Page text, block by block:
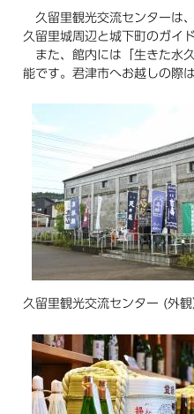
久留里観光交流センターは
久留里城周辺と城下町のガイ
また、館内には「生きた水
能です。君津市へお越しの際
久留里観光交流セン